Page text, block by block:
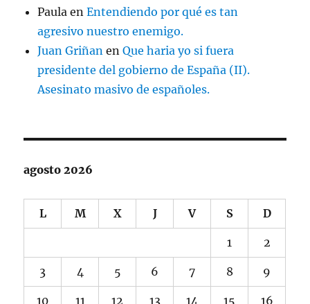
Paula enEntendiendo por qué es tan
agresivo nuestro enemigo.
Juan Griñan enQue haria yo si fuera
presidente del gobierno de España (II).
Asesinato masivo de españoles.
agosto 2026
L M X J V S D
1 2
3 4 5 6 7 8 9
10 11 12 13 14 15 16